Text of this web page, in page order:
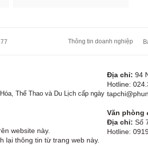
Thông tin doanh nghiệp
Thể Thao và Du Lịch cấp ngày
website này.
lại thông tin từ trang web này.
Địa chỉ: 94
Hotline:
Văn phòng
Địa chỉ: Số
Hotline: